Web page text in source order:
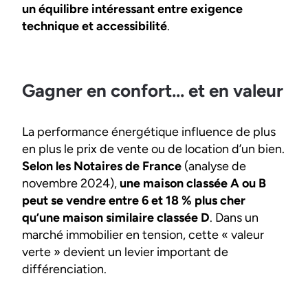
un équilibre intéressant entre exigence
technique et accessibilité.
Gagner en confort... et en valeur
La performance énergétique influence de plus
en plus le prix de vente ou de location d’un bien.
Selon les Notaires de France (analyse de
novembre 2024),une maison classée A ou B
peut se vendre entre 6 et 18 % plus cher
qu’une maison similaire classée D. Dans un
marché immobilier en tension, cette « valeur
verte » devient un levier important de
différenciation.